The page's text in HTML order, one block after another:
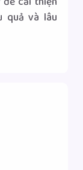
quả và lâu